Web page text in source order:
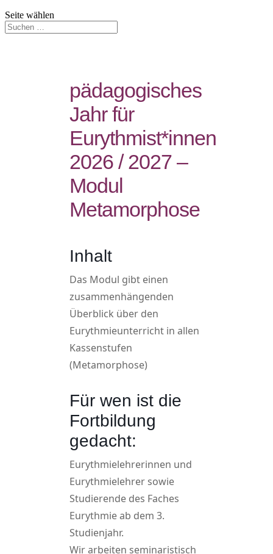
Seite wählen
pädagogisches
Jahr für
Eurythmist*innen
2026 / 2027 –
Modul
Metamorphose
Inhalt
Das Modul gibt einen
zusammenhängenden
Überblick über den
Eurythmieunterricht in allen
Kassenstufen
(Metamorphose)
Für wen ist die
Fortbildung
gedacht:
Eurythmielehrerinnen und
Eurythmielehrer sowie
Studierende des Faches
Eurythmie ab dem 3.
Studienjahr.
Wir arbeiten seminaristisch